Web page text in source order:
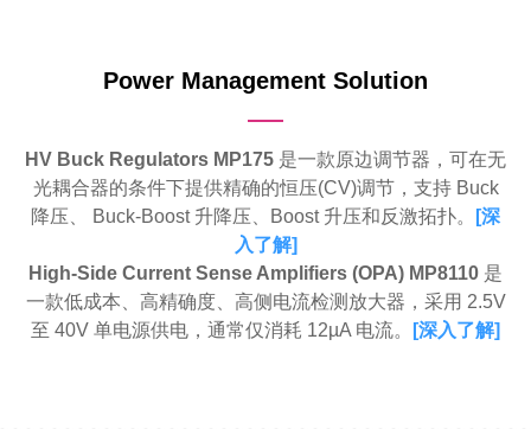
Power Management Solution
HV Buck Regulators MP175 是一款原边调节器，可在无
光耦合器的条件下提供精确的恒压(CV)调节，支持 Buck
降压、 Buck-Boost 升降压、Boost 升压和反激拓扑。
[深
入了解]
High-Side Current Sense Amplifiers (OPA) MP8110 是
一款低成本、高精确度、高侧电流检测放大器，采用 2.5V
至 40V 单电源供电，通常仅消耗 12µA 电流。
[深入了解]